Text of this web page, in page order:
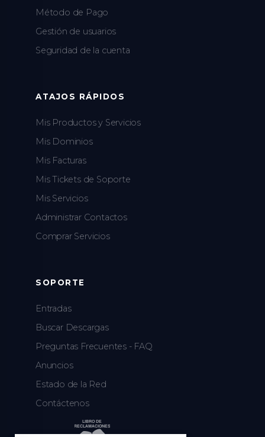
Método de Pago
Gestión de usuarios
Seguridad de la cuenta
ATAJOS RÁPIDOS
Mis Productos y Servicios
Mis Dominios
Mis Facturas
Mis Tickets de Soporte
Mis Servicios
Administrar Contactos
Comprar Servicios
SOPORTE
Entradas
Buscar Descargas
Preguntas Frecuentes - FAQ
Anuncios
Estado de la Red
Contáctenos